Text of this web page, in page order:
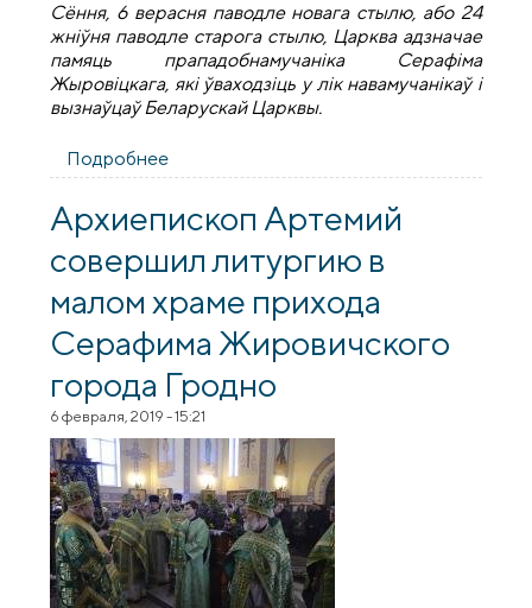
Сёння, 6 верасня паводле новага стылю, або 24
жнiўня паводле старога стылю, Царква адзначае
памяць прападобнамучаніка Серафіма
Жыровіцкага, які ўваходзіць у лік навамучанікаў і
вызнаўцаў Беларускай Царквы.
Подробнее
Серафіма Жыровіцкага
Архиепископ Артемий
совершил литургию в
малом храме прихода
Серафима Жировичского
города Гродно
6 февраля, 2019 - 15:21